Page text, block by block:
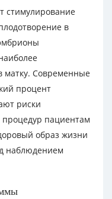
стимулирование
в
матку. Современные
процент
риски
пациентам
образ жизни
наблюдением